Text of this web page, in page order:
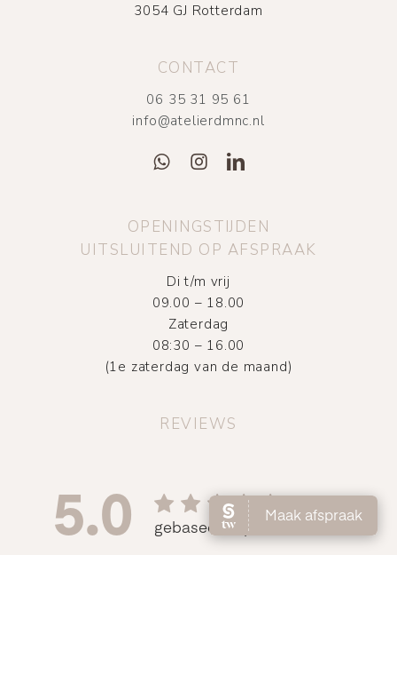
3054 GJ Rotterdam
CONTACT
06 35 31 95 61
info@atelierdmnc.nl
OPENINGSTIJDEN
UITSLUITEND OP AFSPRAAK
Di t/m vrij
09.00 – 18.00
Zaterdag
08:30 – 16.00
(1e zaterdag van de maand)
REVIEWS